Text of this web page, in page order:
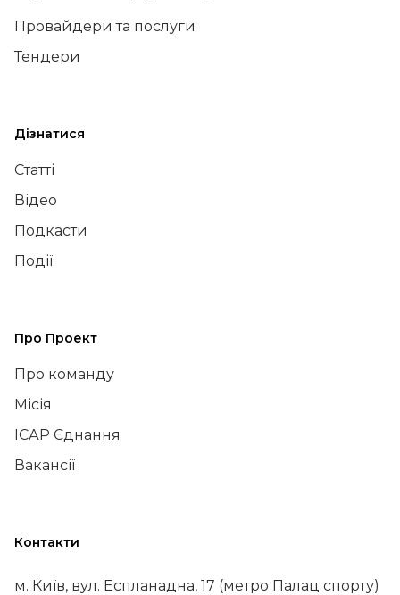
Провайдери та послуги
Тендери
Дізнатися
Статті
Відео
Подкасти
Події
Про Проект
Про команду
Місія
ІСАР Єднання
Вакансії
Контакти
м. Київ, вул. Еспланадна, 17 (метро Палац спорту)